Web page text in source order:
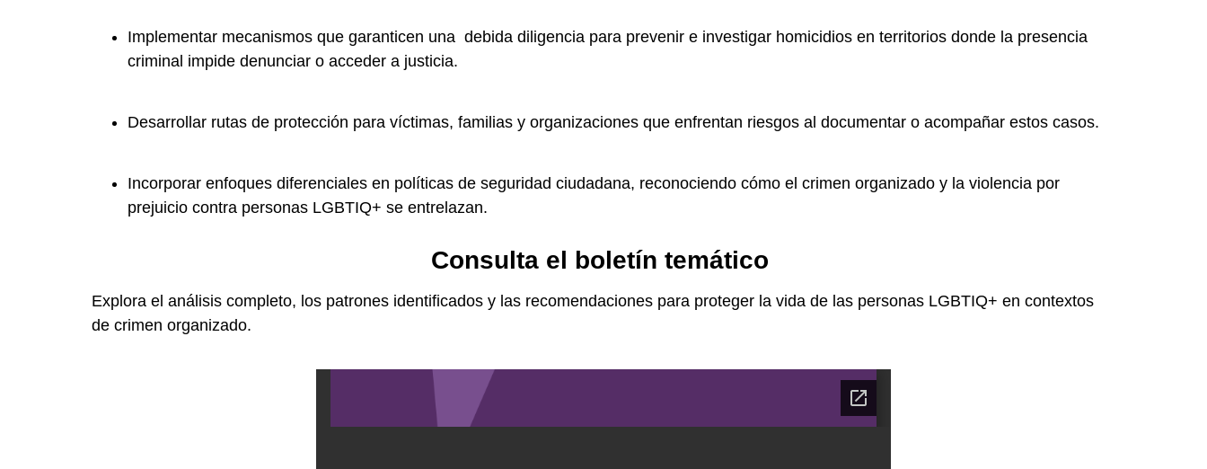
Implementar mecanismos que garanticen una debida diligencia para prevenir e investigar homicidios en territorios donde la presencia
criminal impide denunciar o acceder a justicia.
Desarrollar rutas de protección para víctimas, familias y organizaciones que enfrentan riesgos al documentar o acompañar estos casos.
Incorporar enfoques diferenciales en políticas de seguridad ciudadana, reconociendo cómo el crimen organizado y la violencia por
prejuicio contra personas LGBTIQ+ se entrelazan.
Consulta el boletín temático
Explora el análisis completo, los patrones identificados y las recomendaciones para proteger la vida de las personas LGBTIQ+ en contextos
de crimen organizado.